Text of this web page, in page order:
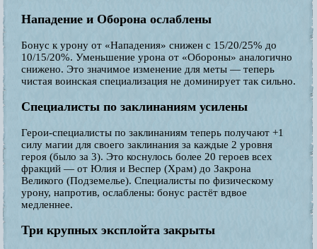
Нападение и Оборона ослаблены
Бонус к урону от «Нападения» снижен с 15/20/25% до
10/15/20%. Уменьшение урона от «Обороны» аналогично
снижено. Это значимое изменение для меты — теперь
чистая воинская специализация не доминирует так сильно.
Специалисты по заклинаниям усилены
Герои-специалисты по заклинаниям теперь получают +1
силу магии для своего заклинания за каждые 2 уровня
героя (было за 3). Это коснулось более 20 героев всех
фракций — от Юлия и Веспер (Храм) до Закрона
Великого (Подземелье). Специалисты по физическому
урону, напротив, ослаблены: бонус растёт вдвое
медленнее.
Три крупных эксплойта закрыты